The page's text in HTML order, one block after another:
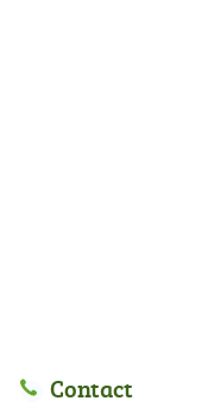
Contact